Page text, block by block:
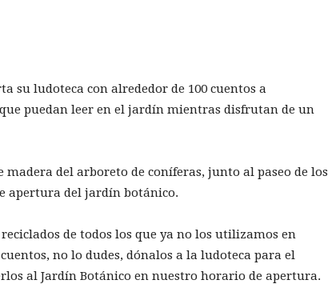
su ludoteca con alrededor de 100 cuentos a
puedan leer en el jardín mientras disfrutan de un
madera del arboreto de coníferas, junto al paseo de los
apertura del jardín botánico.
de todos los que ya no los utilizamos en
no lo dudes, dónalos a la ludoteca para el
al Jardín Botánico en nuestro horario de apertura.